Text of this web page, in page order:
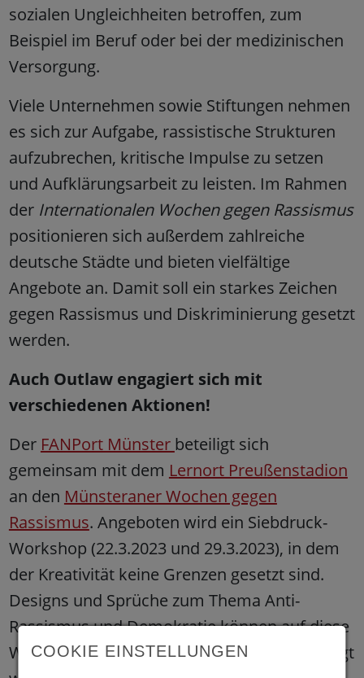
sozialen Ungleichheiten betroffen, zum
Beispiel im Beruf oder bei der medizinischen
Versorgung.
Viele Unternehmen sowie Stiftungen nehmen
es sich zur Aufgabe, rassistische Strukturen
aufzubrechen, kritische Impulse zu setzen
und Aufklärungsarbeit zu leisten. Im Rahmen
der Internationalen Wochen gegen Rassismus
positionieren sich außerdem zahlreiche
deutsche Städte und bieten vielfältige
Angebote an. Damit soll ein starkes Zeichen
gegen Rassismus und Diskriminierung gesetzt
werden.
Auch Outlaw engagiert sich mit
verschiedenen Aktionen!
Der FANPort Münster beteiligt sich
gemeinsam mit dem Lernort Preußenstadion
an den Münsteraner Wochen gegen
Rassismus. Angeboten wird ein Siebdruck-
Workshop (22.3.2023 und 29.3.2023), in dem
der Kreativität keine Grenzen gesetzt sind.
Designs und Sprüche zum Thema Anti-
Rassismus und Demokratie können auf diese
Weise auf Pullis, Shirts oder Plakaten verewigt
COOKIE EINSTELLUNGEN